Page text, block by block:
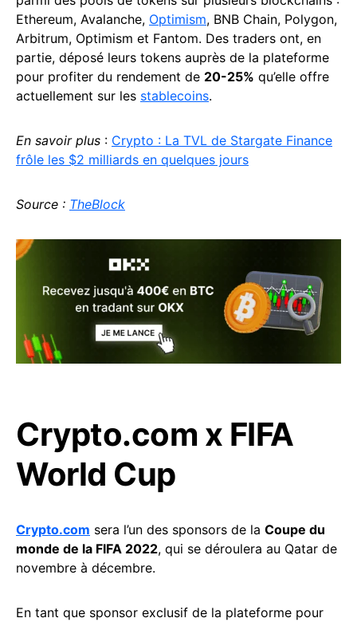
Ethereum, Avalanche, Optimism, BNB Chain, Polygon,
Arbitrum, Optimism et Fantom. Des traders ont, en
partie, déposé leurs tokens auprès de la plateforme
pour profiter du rendement de 20-25% qu’elle offre
actuellement sur les stablecoins.
En savoir plus : Crypto : La TVL de Stargate Finance
frôle les $2 milliards en quelques jours
Source : TheBlock
Crypto.com x FIFA
World Cup
Crypto.com sera l’un des sponsors de la Coupe du
monde de la FIFA 2022, qui se déroulera au Qatar de
novembre à décembre.
En tant que sponsor exclusif de la plateforme pour